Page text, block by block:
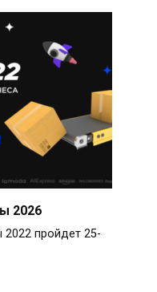
2026
пройдет 25-